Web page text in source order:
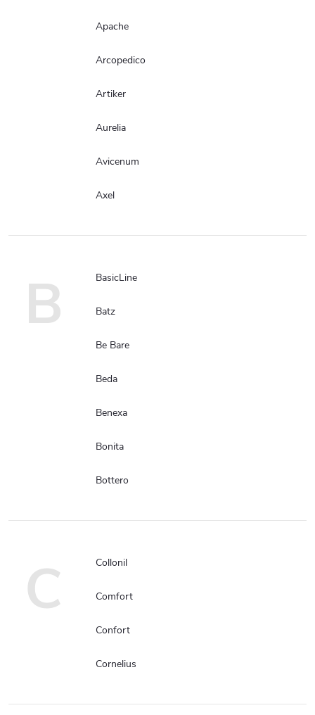
Apache
Arcopedico
Artiker
Aurelia
Avicenum
Axel
B BasicLine
Batz
Be Bare
Beda
Benexa
Bonita
Bottero
C Collonil
Comfort
Confort
Cornelius